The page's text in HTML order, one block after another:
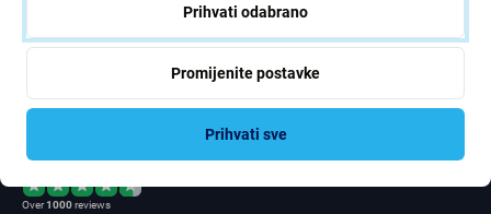
Slažem se primati vijesti
Rated Excellent
Over1000reviews
Prihvati odabrano
Promijenite postavke
Prihvati sve